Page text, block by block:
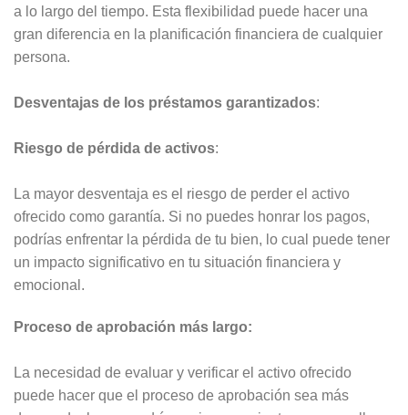
a lo largo del tiempo. Esta flexibilidad puede hacer una
gran diferencia en la planificación financiera de cualquier
persona.
Desventajas de los préstamos garantizados:
Riesgo de pérdida de activos:
La mayor desventaja es el riesgo de perder el activo
ofrecido como garantía. Si no puedes honrar los pagos,
podrías enfrentar la pérdida de tu bien, lo cual puede tener
un impacto significativo en tu situación financiera y
emocional.
Proceso de aprobación más largo:
La necesidad de evaluar y verificar el activo ofrecido
puede hacer que el proceso de aprobación sea más